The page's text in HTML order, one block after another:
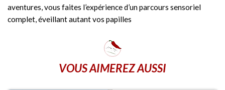
aventures, vous faites l’expérience d’un parcours sensoriel
complet, éveillant autant vos papilles
VOUS AIMEREZ AUSSI